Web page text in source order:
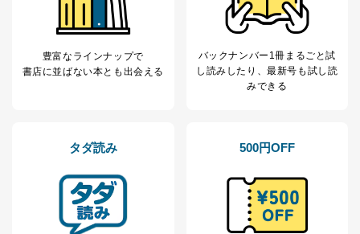
に特に必要がある場合であって、本人の同意を得るこ
とが困難である場合。
国の機関もしくは地方公共団体またはその委託を受け
た者が法令の定める事務を遂行することに対して協力
する必要がある場合であって、本人の同意を得ること
により当該事務の遂行に支障を及ぼすおそれがあると
託・提供する場合、その業務に必要な範囲で委託・提
委託・提供先企業は具体的には以下のような企業です
が、これらに限りません。
委託先：カスタマーサポート支援会社 、クレジッ
トカード決済などの決済代行・料金回収会社、広
豊富なラインナップで
書店に並ばない本とも出会える
バックナンバー1冊まるごと試
し読み したり、最新号も試し読
みできる
タダ読み 500円OFF